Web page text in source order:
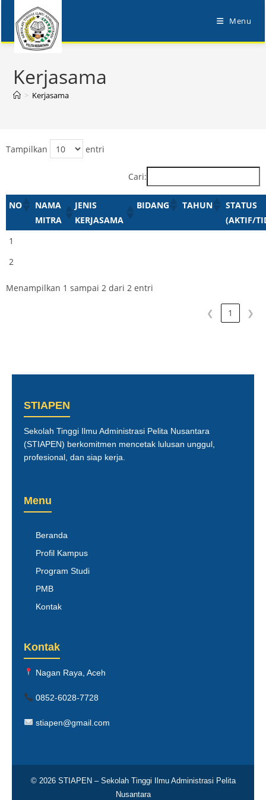
Menu
Kerjasama
> Kerjasama
Tampilkan entri
Cari:
NO
NAMA
MITRA
JENIS
KERJASAMA
BIDANG TAHUN
STATUS
(AKTIF/
1
2
Menampilkan 1 sampai 2 dari 2 entri
❮ 1 ❯
STIAPEN
Sekolah Tinggi Ilmu Administrasi Pelita Nusantara
(STIAPEN) berkomitmen mencetak lulusan unggul,
profesional, dan siap kerja.
Menu
Beranda
Profil Kampus
Program Studi
PMB
Kontak
Kontak
Nagan Raya, Aceh
0852-6028-7728
stiapen@gmail.com
© 2026 STIAPEN – Sekolah Tinggi Ilmu Administrasi Pelita
Nusantara